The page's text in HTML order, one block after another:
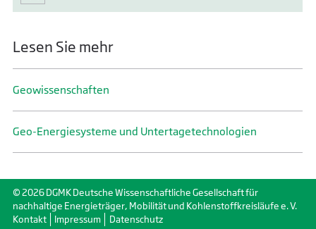
Lesen Sie mehr
Geo­wissenschaften
Geo-Energiesysteme und Untertage­technologien
© 2026 DGMK Deutsche Wissenschaftliche Gesellschaft für
nachhaltige Energieträger, Mobilität und Kohlenstoffkreisläufe e. V.
Kontakt
Impressum Datenschutz